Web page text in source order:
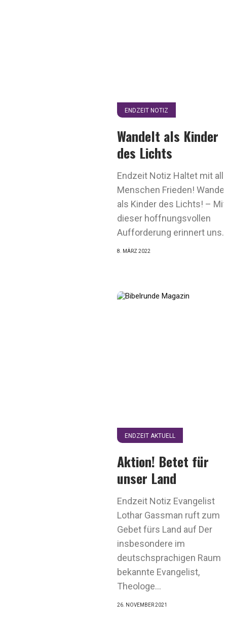
ENDZEIT NOTIZ
Wandelt als Kinder
des Lichts
Endzeit Notiz Haltet mit
Menschen Frieden!
als Kinder des Lichts! – Mit
dieser hoffnungsvollen
Aufforderung erinnert
8. MÄRZ 2022
ENDZEIT AKTUELL
Aktion! Betet für
unser Land
Endzeit Notiz Evangelist
Lothar Gassman ruft zum
Gebet fürs Land auf Der
insbesondere im
deutschsprachigen Raum
bekannte Evangelist,
Theologe...
26. NOVEMBER 2021